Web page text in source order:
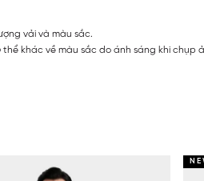
vải và màu sắc.
khác về màu sắc do ánh sáng khi chụp